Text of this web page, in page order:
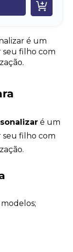

é um
seu filho com
é um
seu filho com